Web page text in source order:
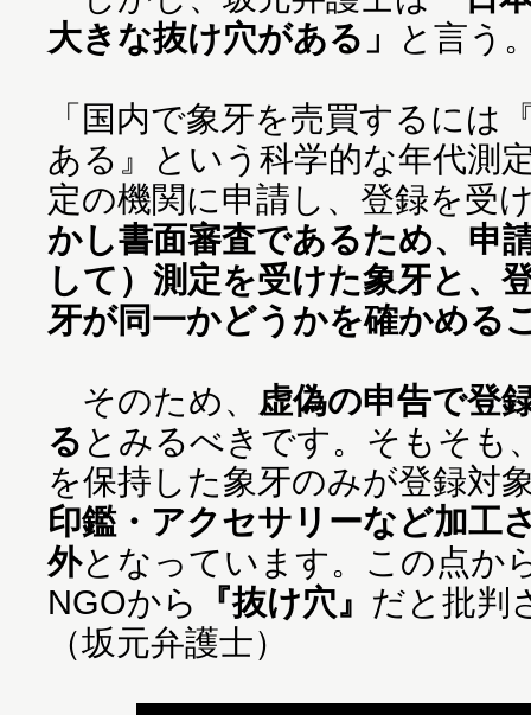
大きな抜け穴がある」
と言う
「国内で象牙を売買するには
ある』という科学的な年代測
定の機関に申請し、登録を受
かし書面審査であるため、申
して）測定を受けた象牙と、
牙が同一かどうかを確かめる
そのため、 虚偽の申告で登
る とみるべきです。そもそも
を保持した象牙のみが登録対
印鑑・アクセサリーなど加工
外となっています。この点か
NGOから
『抜け穴』 だと批判
（坂元弁護士）